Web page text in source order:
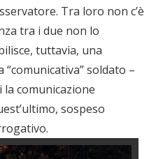
Tra loro non c’è
tra i due non lo
tuttavia, una
soldato –
comunicazione
sospeso